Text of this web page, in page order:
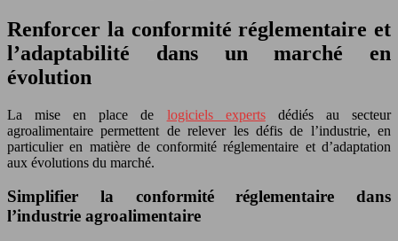
Renforcer la conformité réglementaire et
l’adaptabilité dans un marché en
évolution
La mise en place de logiciels expertsdédiés au secteur
agroalimentaire permettent de relever les défis de l’industrie, en
particulier en matière de conformité réglementaire et d’adaptation
aux évolutions du marché.
Simplifier la conformité réglementaire dans
l’industrie agroalimentaire